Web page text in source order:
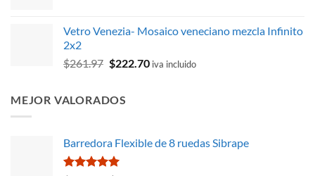
era:
es:
Vetro Venezia- Mosaico veneciano mezcla Infinito
2x2
$261.97 El
era:
$222.70Eliva incluido
MEJOR VALORADOS
Barredora Flexible de 8 ruedas Sibrape